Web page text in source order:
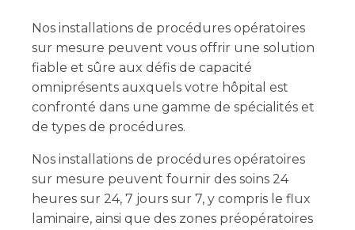
Nos installations de procédures opératoires
sur mesure peuvent vous offrir une solution
fiable et sûre aux défis de capacité
omniprésents auxquels votre hôpital est
confronté dans une gamme de spécialités et
de types de procédures.
Nos installations de procédures opératoires
sur mesure peuvent fournir des soins 24
heures sur 24, 7 jours sur 7, y compris le flux
laminaire, ainsi que des zones préopératoires